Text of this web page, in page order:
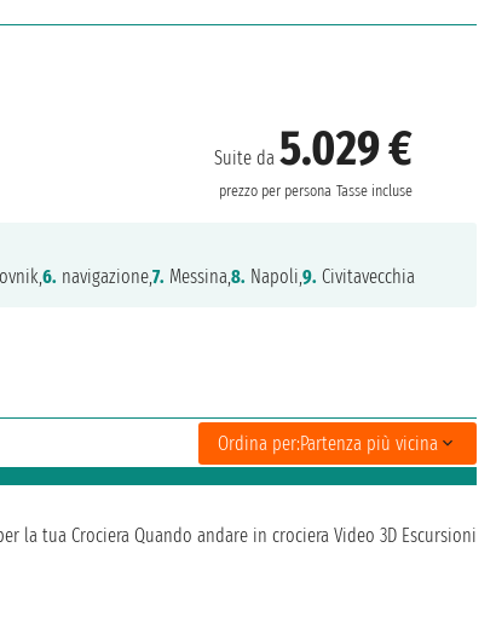
Suite da5.029 €
prezzo per persona Tasse incluse
6. navigazione,7. Messina,8. Napoli,9. Civitavecchia
Ordina per:Partenza più vicina
la tua Crociera Quando andare in crociera Video 3D Escursioni